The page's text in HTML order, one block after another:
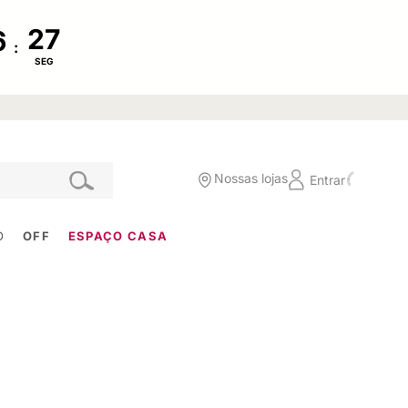
:
SEG
Nossas lojas Entrar
OFF ESPAÇO CASA